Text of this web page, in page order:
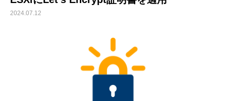
2024.07.12